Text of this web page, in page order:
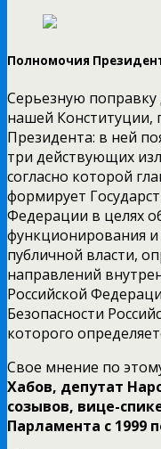
Полномочия
Серьезную поправку
нашей Конституции,
Президента: в ней
три действующих
согласно которой
формирует
Федерации в целях
функционирования
публичной власти,
направлений
Российской
Безопасности
которого
Свое мнение по
Хабов, депутат
созывов, вице-
Парламента с 1999